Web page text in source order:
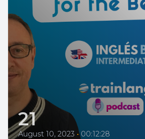
21
August 10, 2023 • 00:12:28